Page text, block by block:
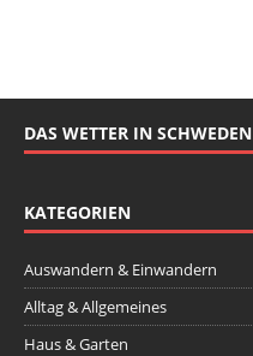
DAS WETTER IN SCHWEDEN
KATEGORIEN
Auswandern & Einwandern
Alltag & Allgemeines
Haus & Garten